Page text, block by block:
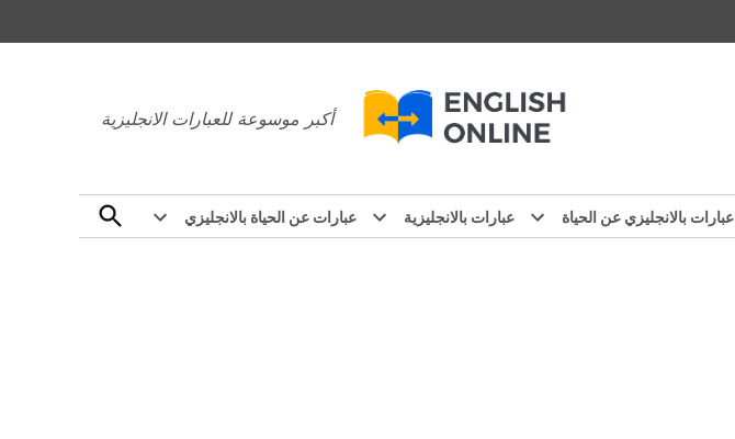
عبارات بالانجليزي
أكبر موسوعة للعبارات الانجليزية
عبارات بالانجليزي عن الحياة عبارات بالانجليزية عبارات عن الحياة بالانجليزي
Open